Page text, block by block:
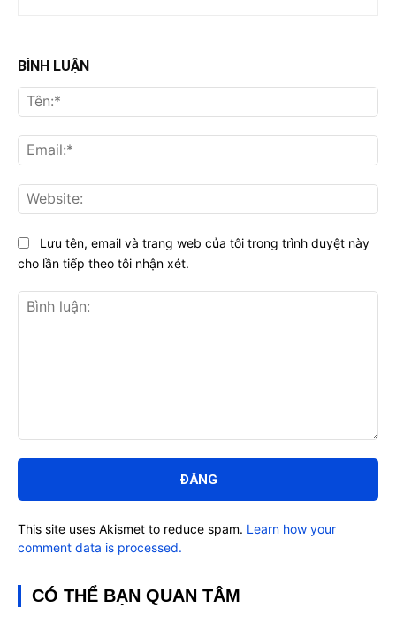
BÌNH LUẬN
luận:
Lưu tên, email và trang web của tôi trong trình duyệt này
cho lần tiếp theo tôi nhận xét.
This site uses Akismet to reduce spam. Learn how your
comment data is processed.
CÓ THỂ BẠN QUAN TÂM